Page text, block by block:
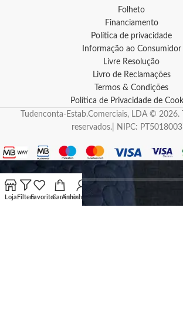
Folheto
Financiamento
Política de privacidade
Informação ao Consumidor
Livre Resolução
Livro de Reclamações
Termos & Condições
Política de Privacidade de
Tudenconta-Estab.Comerciais, LDA © 2026.
reservados.| NIPC:
Loja FiltersFavoritosCarrinho
A minha conta